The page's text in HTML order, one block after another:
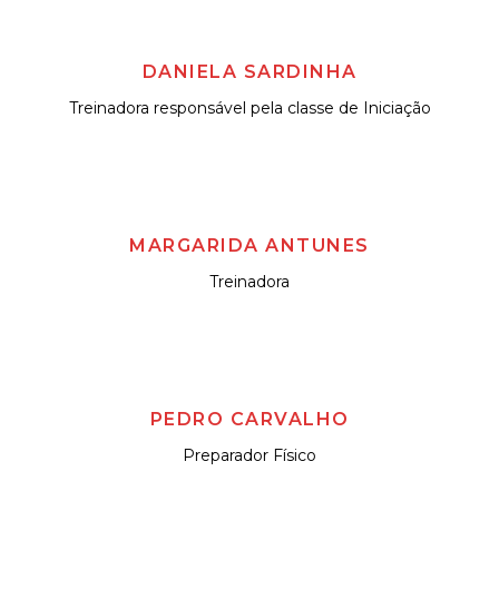
DANIELA SARDINHA
Treinadora responsável pela classe de Iniciação
MARGARIDA ANTUNES
Treinadora
PEDRO CARVALHO
Preparador Físico